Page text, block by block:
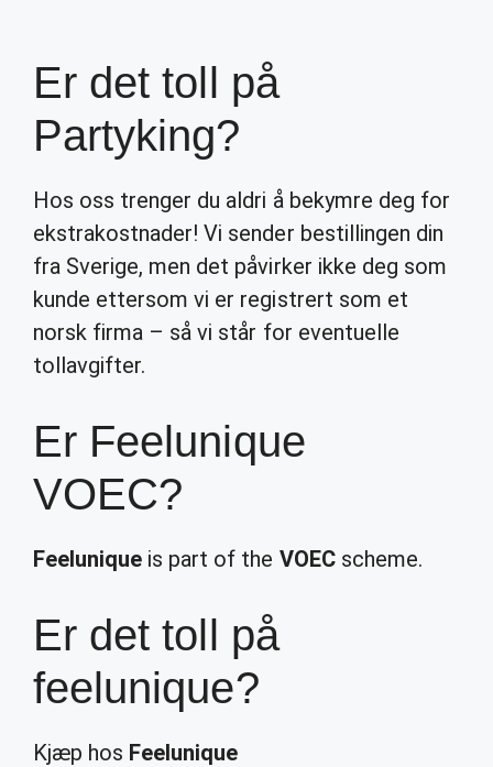
Er det toll på
Partyking?
Hos oss trenger du aldri å bekymre deg for
ekstrakostnader! Vi sender bestillingen din
fra Sverige, men det påvirker ikke deg som
kunde ettersom vi er registrert som et
norsk firma – så vi står for eventuelle
tollavgifter.
Er Feelunique
VOEC?
Feelunique is part of the VOECscheme.
Er det toll på
feelunique?
Kjæp hos Feelunique